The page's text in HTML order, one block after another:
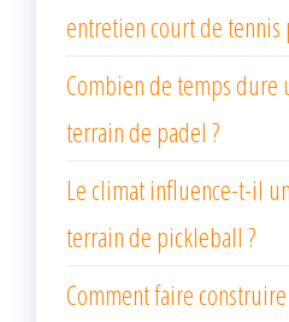
entretien court de tennis
Combien de temps dure
terrain de padel ?
Le climat influence-t-il
terrain de pickleball ?
Comment faire